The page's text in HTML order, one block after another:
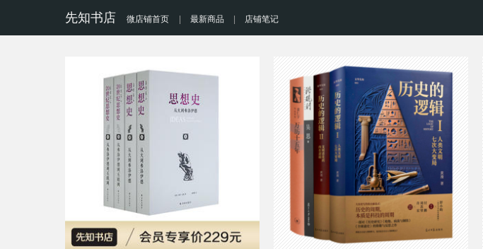
先知书店 微店铺首页 最新商品 店铺笔记